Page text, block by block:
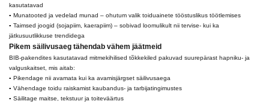
kasutatavad
▪ Munatooted ja vedelad munad – ohutum valik toiduainete tööstuslikus töötlemises
▪ Taimsed joogid (sojapiim, kaerapiim) – sobivad loomulikult nii tervise- kui ka
jätkusuutlikkuse trendidega
Pikem säilivusaeg tähendab vähem jäätmeid
BIB-pakendites kasutatavad mitmekihilised tõkkekiled pakuvad suurepärast hapniku- ja
valguskaitset, mis aitab:
▪ Pikendage nii avamata kui ka avamisjärgset säilivusaega
▪ Vähendage toidu raiskamist kaubandus- ja tarbijatingimustes
▪ Säilitage maitse, tekstuur ja toiteväärtus